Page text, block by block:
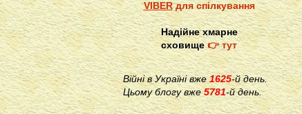
VIBERдля спілкування
Надійне хмарне
сховище👉 тут
Війні в Україні вже1625-й день.
Цьому блогу вже 5781-й день.